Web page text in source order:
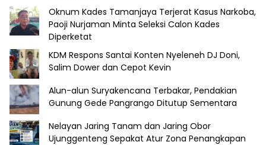
Oknum Kades Tamanjaya Terjerat Kasus Narkoba,
Paoji Nurjaman Minta Seleksi Calon Kades
Diperketat
KDM Respons Santai Konten Nyeleneh DJ Doni,
Salim Dower dan Cepot Kevin
Alun-alun Suryakencana Terbakar, Pendakian
Gunung Gede Pangrango Ditutup Sementara
Nelayan Jaring Tanam dan Jaring Obor
Ujunggenteng Sepakat Atur Zona Penangkapan